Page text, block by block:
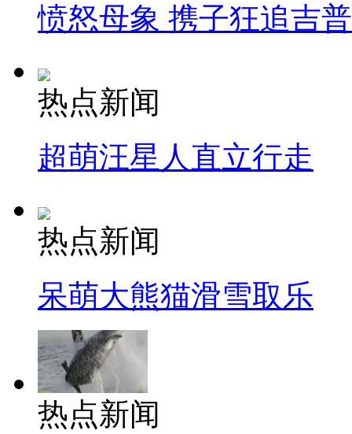
愤怒母象 携子狂追吉
热点新闻
超萌汪星人直立行走
热点新闻
呆萌大熊猫滑雪取乐
热点新闻